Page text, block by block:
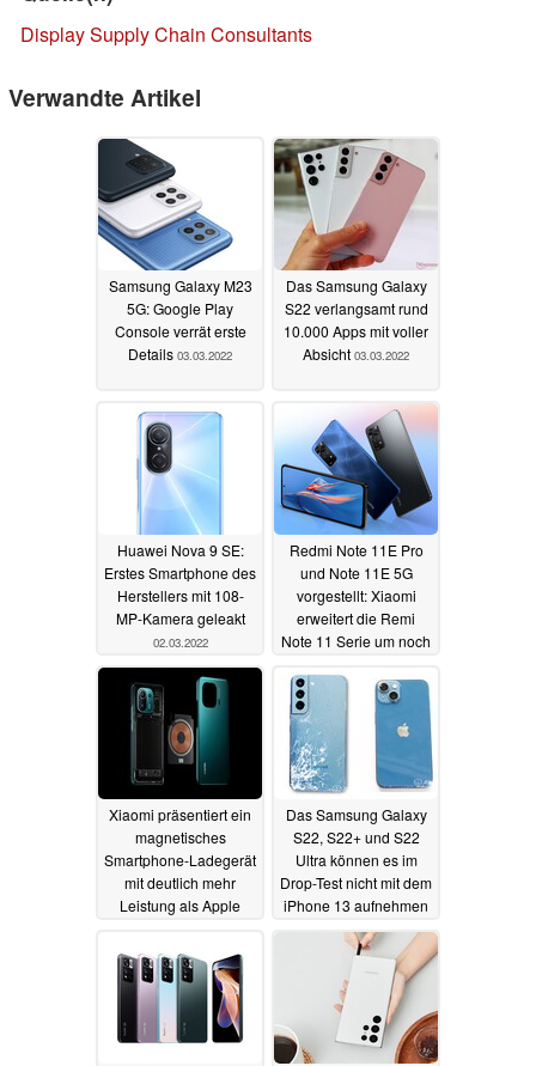
Display Supply Chain Consultants
Verwandte Artikel
Samsung Galaxy M23
5G: Google Play
Console verrät erste
Details 03.03.2022
Das Samsung Galaxy
S22 verlangsamt rund
10.000 Apps mit voller
Absicht 03.03.2022
Huawei Nova 9 SE:
Erstes Smartphone des
Herstellers mit 108-
MP-Kamera geleakt
02.03.2022
Redmi Note 11E Pro
und Note 11E 5G
vorgestellt: Xiaomi
erweitert die Remi
Note 11 Serie um noch
Xiaomi präsentiert ein
magnetisches
Smartphone-Ladegerät
mit deutlich mehr
Leistung als Apple
Das Samsung Galaxy
S22, S22+ und S22
Ultra können es im
Drop-Test nicht mit dem
iPhone 13 aufnehmen
01.03.2022